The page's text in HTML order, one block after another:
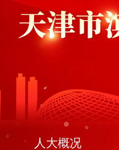
人大概况